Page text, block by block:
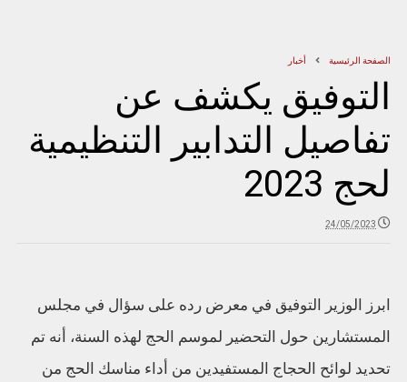
الصفحة الرئيسية أخبار
التوفيق يكشف عن
تفاصيل التدابير التنظيمية
لحج 2023
24/05/2023
ابرز الوزير التوفيق في معرض رده على سؤال في مجلس
المستشارين حول التحضير لموسم الحج لهذه السنة، أنه تم
تحديد لوائح الحجاج المستفيدين من أداء مناسك الحج من